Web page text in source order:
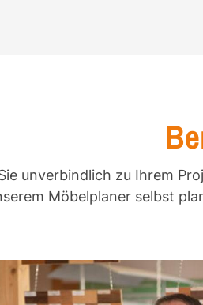
unverbindlich zu Ihrem
Möbelplaner selbst